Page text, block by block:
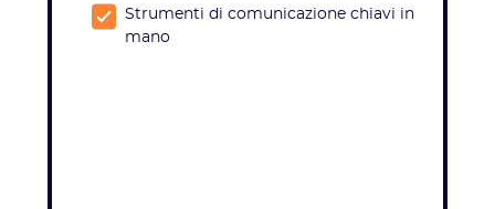
Strumenti di comunicazione chiavi in
mano